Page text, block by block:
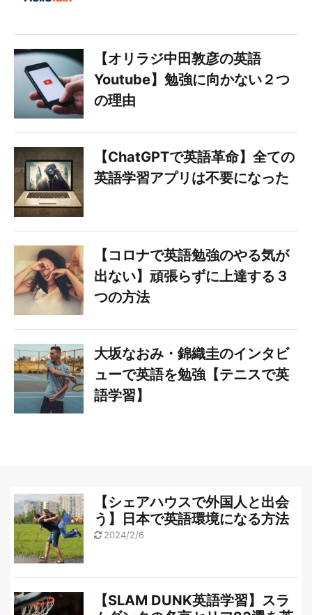
【オリラジ中田敦彦の英語
Youtube】勉強に向かない２つ
の理由
【ChatGPTで英語革命】全ての
英語学習アプリは不要になった
【コロナで英語勉強のやる気が
出ない】頑張らずに上達する３
つの方法
大坂なおみ・錦織圭のインタビ
ューで英語を勉強【テニスで英
語学習】
【シェアハウスで外国人と出会
う】日本で英語環境になる方法
2024/2/6
【SLAM DUNK英語学習】スラ